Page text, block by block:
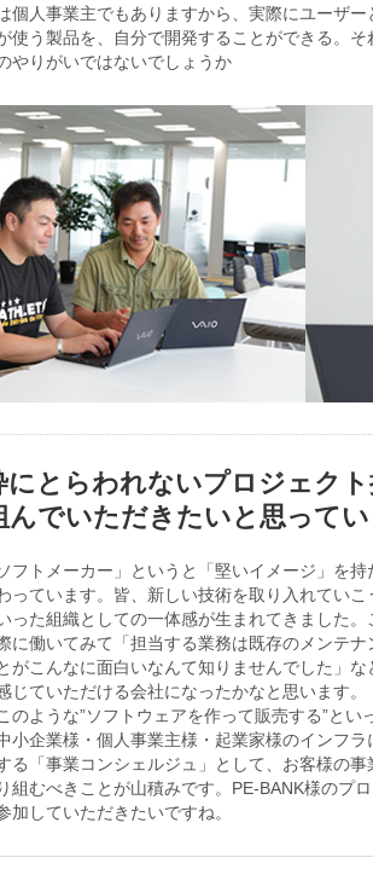
個人事業主でもありますから、実際にユーザ
使う製品を、自分で開発することができる。
やりがいではないでしょうか
にとらわれないプロジェク
んでいただきたいと思ってい
フトメーカー」というと「堅いイメージ」を
っています。皆、新しい技術を取り入れてい
った組織としての一体感が生まれてきました
に働いてみて「担当する業務は既存のメンテ
がこんなに面白いなんて知りませんでした」
じていただける会社になったかなと思います。
のような”ソフトウェアを作って販売する”と
小企業様・個人事業主様・起業家様のインフ
る「事業コンシェルジュ」として、お客様の
組むべきことが山積みです。PE-BANK様のプ
加していただきたいですね。